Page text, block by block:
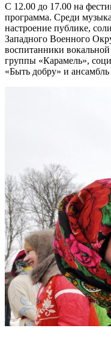
С 12.00 до 17.00 на
программа. Среди
настроение публике,
Западного Военного
воспитанники
группы «Карамель»,
«Быть добру» и